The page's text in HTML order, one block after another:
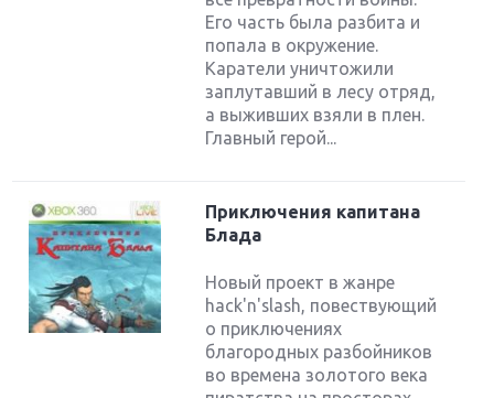
Его часть была разбита и
попала в окружение.
Каратели уничтожили
заплутавший в лесу отряд,
а выживших взяли в плен.
Главный герой...
Приключения капитана
Блада
Новый проект в жанре
hack'n'slash, повествующий
о приключениях
благородных разбойников
во времена золотого века